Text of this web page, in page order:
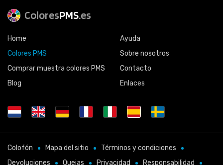
ColoresPMS.es
Home
Colores PMS
Comprar muestra colores PMS
Blog
Ayuda
Sobre nosotros
Contacto
Enlaces
Colofón Mapa del sitio
Términos y condiciones
Devoluciones
Quejas Privacidad Responsabilidad